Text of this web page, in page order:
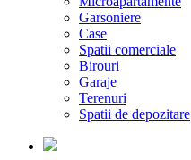
Garsoniere
Case
Spatii comerciale
Birouri
Garaje
Terenuri
Spatii de depozitare